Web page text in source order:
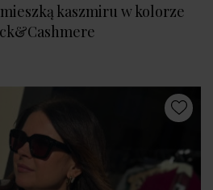
kaszmiru w kolorze